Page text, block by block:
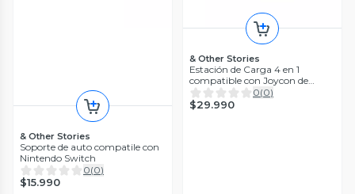
& Other Stories
Soporte de auto compatile con
Nintendo Switch
0(0)
$15.990
& Other Stories
Estación de Carga 4 en 1
compatible con Joycon de
Nintendo Switch 2
0(0)
$29.990